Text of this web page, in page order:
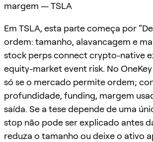
margem — TSLA
Em TSLA, esta parte começa por
ordem: tamanho, alavancagem e
stock perps connect crypto-native
equity-market event risk. No
só se o mercado permite ordem;
profundidade, funding, margem
saída. Se a tese depende de uma
stop não pode ser explicado antes
reduza o tamanho ou deixe o ativo